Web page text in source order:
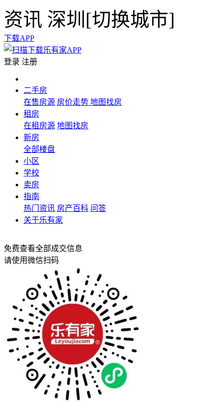
资讯 深圳[切换城市]
下载APP
登录 注册
二手房
在售房源 房价走势 地图找房
租房
在租房源 地图找房
新房
全部楼盘
小区
学校
卖房
指南
热门资讯 房产百科 问答
关于乐有家
免费查看全部成交信息
请使用微信扫码